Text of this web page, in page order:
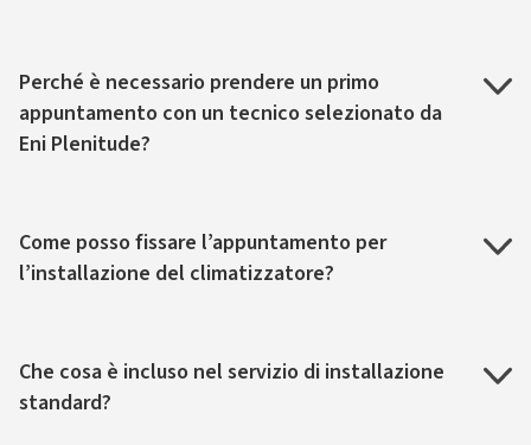
Perché è necessario prendere un primo
appuntamento con un tecnico selezionato da
Eni Plenitude?
Come posso fissare l’appuntamento per
l’installazione del climatizzatore?
Che cosa è incluso nel servizio di installazione
standard?